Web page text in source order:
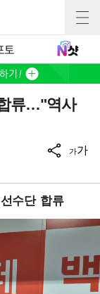
토
류…"역사
가가
수단 합류